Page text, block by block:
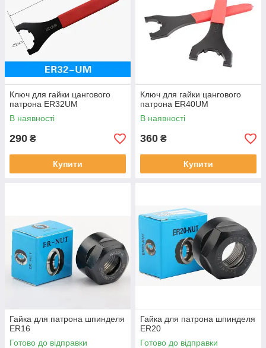
Ключ для гайки цангового
патрона ER32UM
В наявності
290 ₴
Купити
Ключ для гайки цангового
патрона ER40UM
В наявності
360 ₴
Купити
Гайка для патрона шпинделя
ER16
Готово до відправки
Гайка для патрона шпинделя
ER20
Готово до відправки